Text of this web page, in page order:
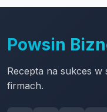
Powsin
Recepta na sukces w
firmach.